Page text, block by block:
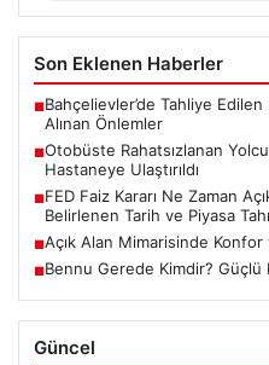
Son Eklenen Haberler
■Bahçelievler’de Tahliye
Alınan Önlemler
■Otobüste Rahatsızlanan
Hastaneye Ulaştırıldı
■FED Faiz Kararı Ne Zaman
Belirlenen Tarih ve Piyasa
■Açık Alan Mimarisinde Konfor
■Bennu Gerede Kimdir?
Güncel